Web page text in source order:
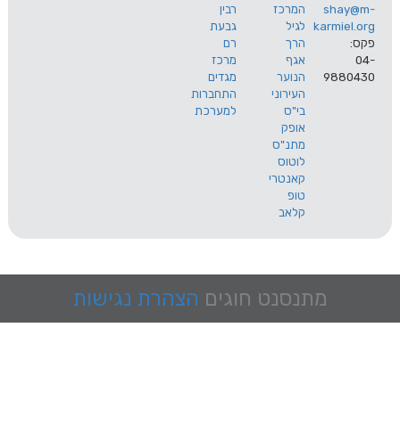
המרכז
לגיל
הרך
אגף
הנוער
רבין
גבעת
רם
מרכז
מגדים
התחברות
למערכת
מתנסנט חוגים הצהרת נגישות